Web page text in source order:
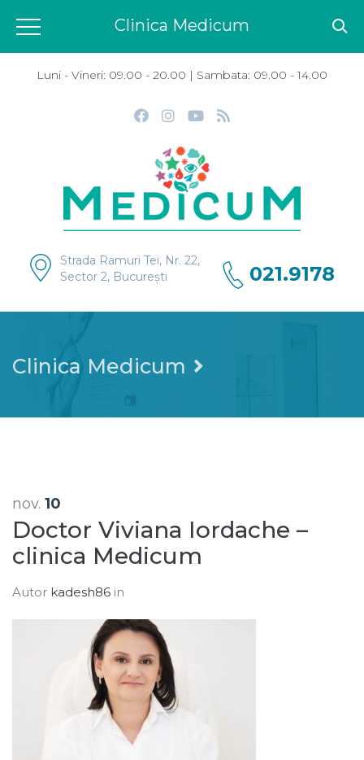
Luni - Vineri: 09.00 - 20.00 | Sambata: 09.00 - 14.00
Strada Ramuri Tei, Nr. 22,
Sector 2, București
021.9178
Clinica Medicum
nov. 10
Doctor Viviana Iordache –
clinica Medicum
Autor kadesh86 in
Clinica Medicum